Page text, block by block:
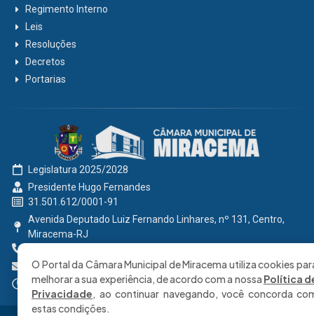
Regimento Interno
Leis
Resoluções
Decretos
Portarias
Legislatura 2025/2028
Presidente Hugo Fernandes
31.501.612/0001-91
Avenida Deputado Luiz Fernando Linhares, nº 131, Centro,
Miracema-RJ
secretaria@cmmiracema.rj.gov.br
Segunda à Sexta: 08:00 às 17:00 hrs
O Portal da Câmara Municipal de Miracema utiliza cookies
melhorar a sua experiência, de acordo com a nossa Política
Privacidade, ao continuar navegando, você concorda
estas condições.